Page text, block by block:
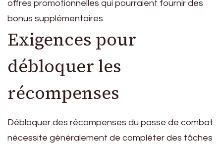
offres promotionnelles qui pourraient fournir des
bonus supplémentaires.
Exigences pour
débloquer les
récompenses
Débloquer des récompenses du passe de combat
nécessite généralement de compléter des tâches